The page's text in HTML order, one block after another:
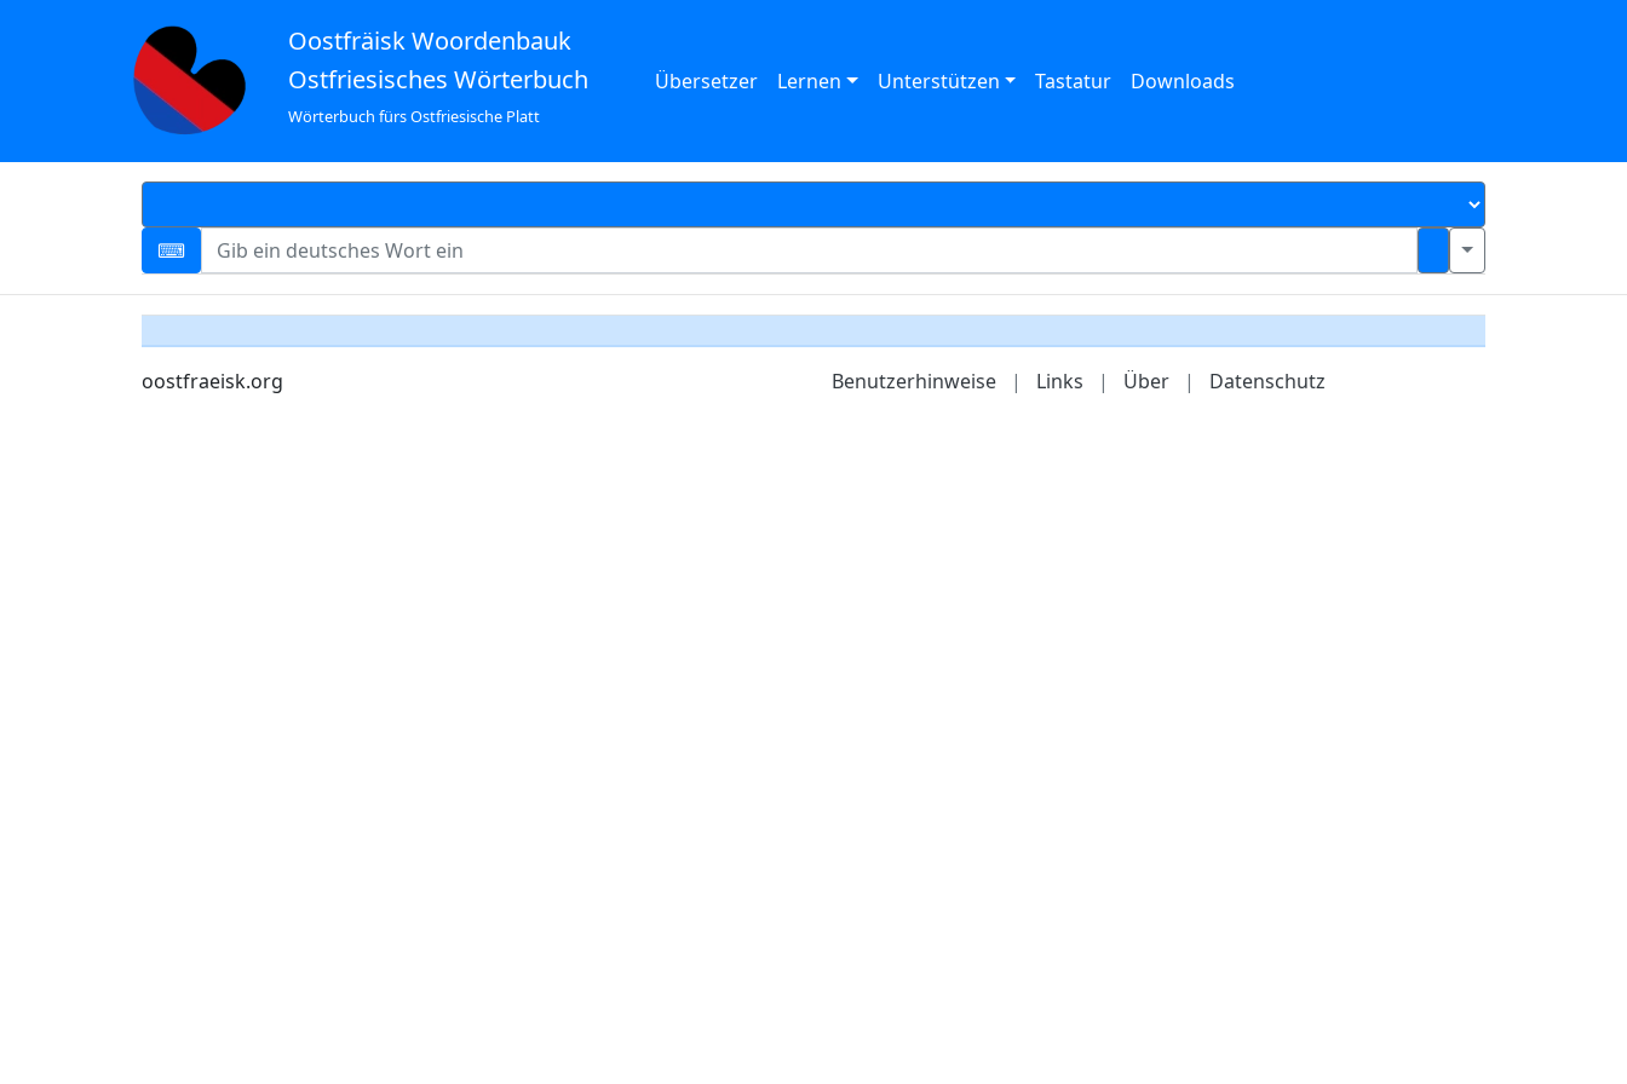
Oostfräisk Woordenbauk
Ostfriesisches Wörterbuch
Wörterbuch fürs Ostfriesische Platt
Übersetzer Lernen Unterstützen Tastatur Downloads
oostfraeisk.org Benutzerhinweise | Links | Über | Datenschutz